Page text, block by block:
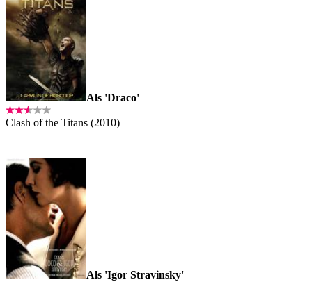
Als 'Draco'
Clash of the Titans (2010)
Als 'Igor Stravinsky'